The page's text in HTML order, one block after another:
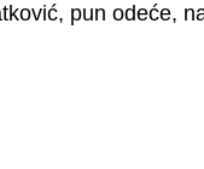
pun odeće,